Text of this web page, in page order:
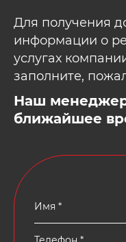
Для получения
информации о
услугах
заполните,
Наш
ближайшее